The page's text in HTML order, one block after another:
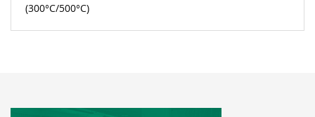
(300°C/500°C)